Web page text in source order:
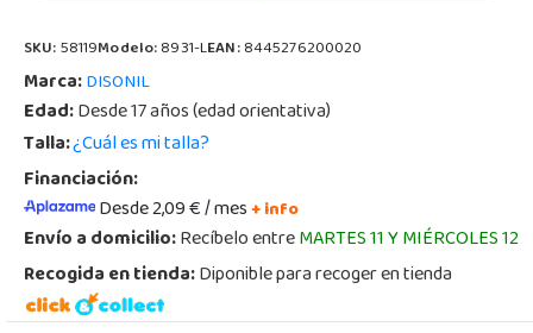
SKU:58119Modelo:8931-LEAN:8445276200020
Marca:DISONIL
Edad:Desde 17 años (edad orientativa)
Talla:¿Cuál es mi talla?
Financiación:
Desde 2,09 € / mes+ info
Envío a domicilio:Recíbelo entreMARTES 11 Y MIÉRCOLES 12
Recogida en tienda:Diponible para recoger en tienda